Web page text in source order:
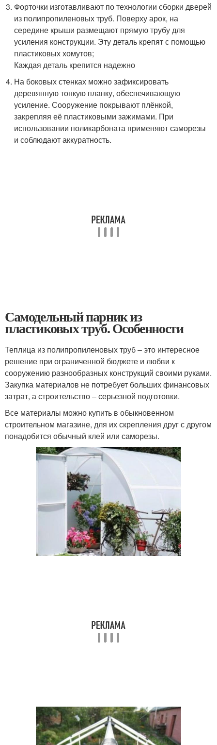
Форточки изготавливают по технологии сборки дверей
из полипропиленовых труб. Поверху арок, на
середине крыши размещают прямую трубу для
усиления конструкции. Эту деталь крепят с помощью
пластиковых хомутов;
Каждая деталь крепится надежно
На боковых стенках можно зафиксировать
деревянную тонкую планку, обеспечивающую
усиление. Сооружение покрывают плёнкой,
закрепляя её пластиковыми зажимами. При
использовании поликарбоната применяют саморезы
и соблюдают аккуратность.
Самодельный парник из
пластиковых труб. Особенности
Теплица из полипропиленовых труб – это интересное
решение при ограниченной бюджете и любви к
сооружению разнообразных конструкций своими руками.
Закупка материалов не потребует больших финансовых
затрат, а строительство – серьезной подготовки.
Все материалы можно купить в обыкновенном
строительном магазине, для их скрепления друг с другом
понадобится обычный клей или саморезы.